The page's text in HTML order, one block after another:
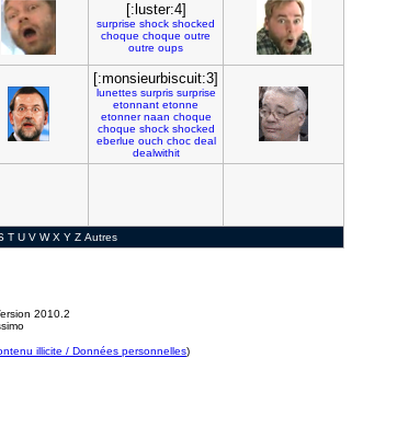
[:luster:4]
surprise shock shocked
choque choque outre
outre oups
[:monsieurbiscuit:3]
lunettes surpris surprise
etonnant etonne
etonner naan choque
choque shock shocked
eberlue ouch choc deal
dealwithit
T U V W X Y Z Autres
2010.2
illicite / Données personnelles)